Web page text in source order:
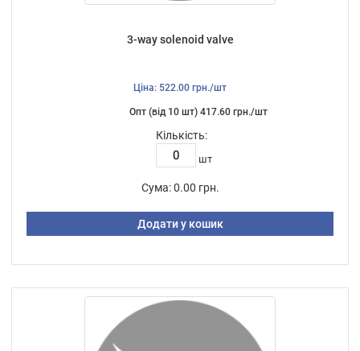
3-way solenoid valve
Ціна: 522.00 грн./шт
Опт (від 10 шт) 417.60 грн./шт
Кількість:
шт
Сума: 0.00 грн.
Додати у кошик